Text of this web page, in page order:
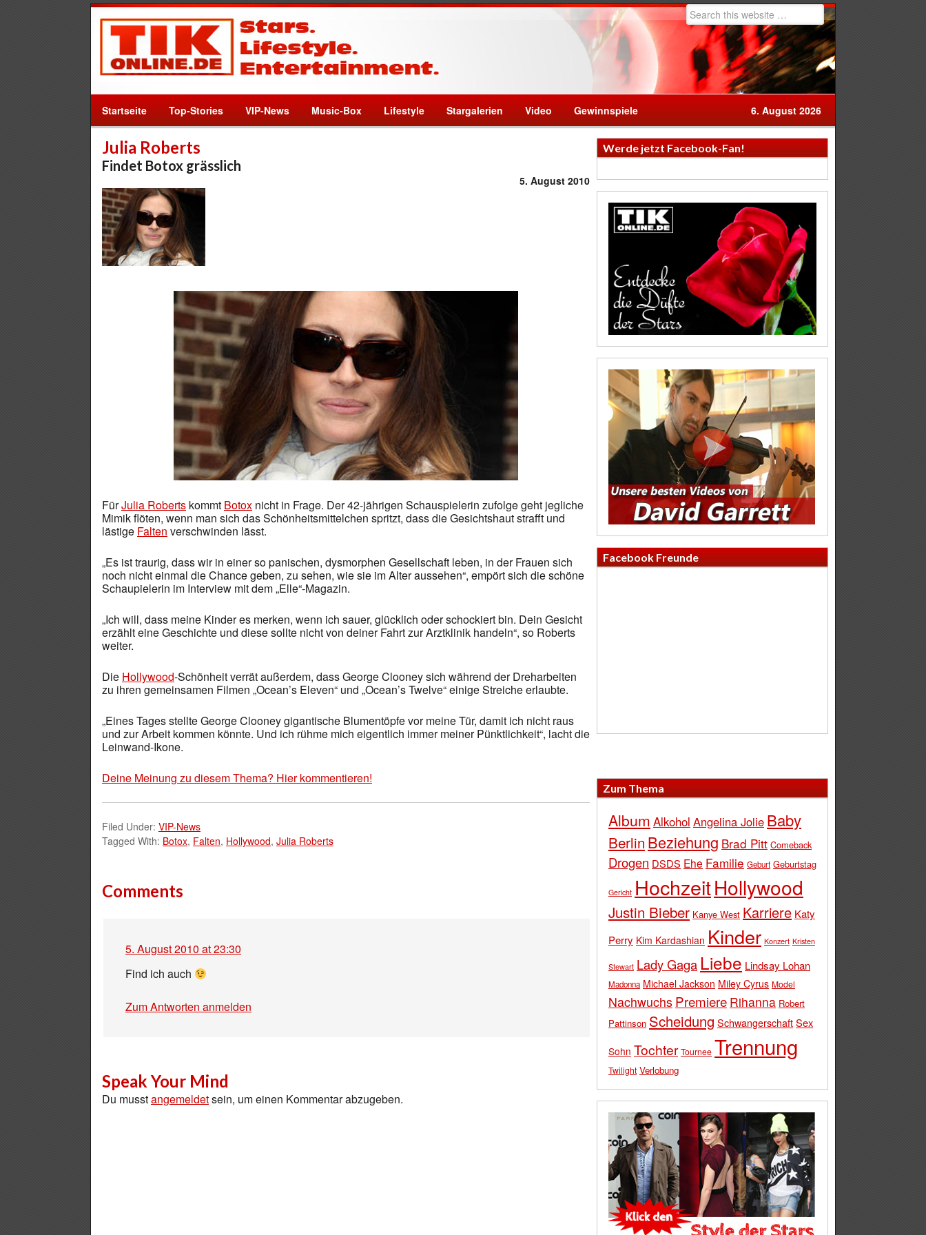
Startseite Top-Stories VIP-News Music-Box Lifestyle Stargalerien Video Gewinnspiele 6. August 2026
Julia Roberts
Findet Botox grässlich
5. August 2010
FürJulia Roberts kommt Botox nicht in Frage. Der 42-jährigen Schauspielerin zufolge geht jegliche
Mimik flöten, wenn man sich das Schönheitsmittelchen spritzt, dass die Gesichtshaut strafft und
lästige Falten verschwinden lässt.
„Es ist traurig, dass wir in einer so panischen, dysmorphen Gesellschaft leben, in der Frauen sich
noch nicht einmal die Chance geben, zu sehen, wie sie im Alter aussehen“, empört sich die schöne
Schaupielerin im Interview mit dem „Elle“-Magazin.
„Ich will, dass meine Kinder es merken, wenn ich sauer, glücklich oder schockiert bin. Dein Gesicht
erzählt eine Geschichte und diese sollte nicht von deiner Fahrt zur Arztklinik handeln“, so Roberts
weiter.
Die Hollywood-Schönheit verrät außerdem, dass George Clooney sich während der Dreharbeiten
zu ihren gemeinsamen Filmen „Ocean’s Eleven“ und „Ocean’s Twelve“ einige Streiche erlaubte.
„Eines Tages stellte George Clooney gigantische Blumentöpfe vor meine Tür, damit ich nicht raus
und zur Arbeit kommen könnte. Und ich rühme mich eigentlich immer meiner Pünktlichkeit“, lacht die
Leinwand-Ikone.
Deine Meinung zu diesem Thema? Hier kommentieren!
Filed Under: VIP-News
Tagged With: Botox, Falten, Hollywood, Julia Roberts
Comments
5. August 2010 at 23:30
Find ich auch
Zum Antworten anmelden
Speak Your Mind
Du musstangemeldetsein, um einen Kommentar abzugeben.
Werde jetzt Facebook-Fan!
Facebook Freunde
Zum Thema
Album Alkohol Angelina Jolie Baby
Berlin Beziehung Brad Pitt Comeback
Drogen DSDS Ehe Familie Geburt Geburtstag
Gericht HochzeitHollywood
Justin Bieber Kanye West Karriere Katy
Perry Kim Kardashian Kinder Konzert Kristen
Stewart Lady Gaga Liebe Lindsay Lohan
Madonna Michael Jackson Miley Cyrus Model
Nachwuchs Premiere Rihanna Robert
Pattinson Scheidung SchwangerschaftSex
Sohn Tochter Tournee Trennung
Twilight Verlobung